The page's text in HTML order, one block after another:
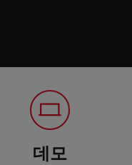
데모